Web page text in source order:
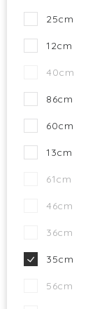
25cm
12cm
40cm
86cm
60cm
13cm
61cm
46cm
36cm
35cm
56cm